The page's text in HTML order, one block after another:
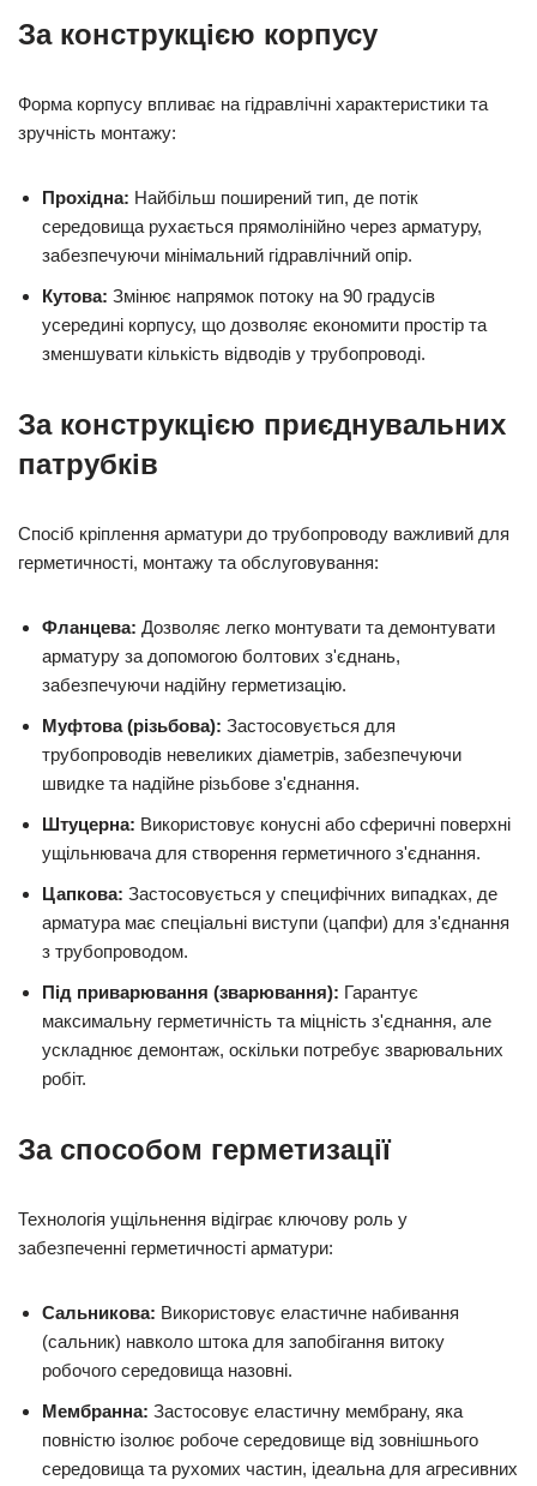
За конструкцією корпусу
Форма корпусу впливає на гідравлічні характеристики та
зручність монтажу:
Прохідна: Найбільш поширений тип, де потік
середовища рухається прямолінійно через арматуру,
забезпечуючи мінімальний гідравлічний опір.
Кутова: Змінює напрямок потоку на 90 градусів
усередині корпусу, що дозволяє економити простір та
зменшувати кількість відводів у трубопроводі.
За конструкцією приєднувальних
патрубків
Спосіб кріплення арматури до трубопроводу важливий для
герметичності, монтажу та обслуговування:
Фланцева: Дозволяє легко монтувати та демонтувати
арматуру за допомогою болтових з'єднань,
забезпечуючи надійну герметизацію.
Муфтова (різьбова): Застосовується для
трубопроводів невеликих діаметрів, забезпечуючи
швидке та надійне різьбове з'єднання.
Штуцерна: Використовує конусні або сферичні поверхні
ущільнювача для створення герметичного з'єднання.
Цапкова: Застосовується у специфічних випадках, де
арматура має спеціальні виступи (цапфи) для з'єднання
з трубопроводом.
Під приварювання (зварювання): Гарантує
максимальну герметичність та міцність з'єднання, але
ускладнює демонтаж, оскільки потребує зварювальних
робіт.
За способом герметизації
Технологія ущільнення відіграє ключову роль у
забезпеченні герметичності арматури:
Сальникова: Використовує еластичне набивання
(сальник) навколо штока для запобігання витоку
робочого середовища назовні.
Мембранна: Застосовує еластичну мембрану, яка
повністю ізолює робоче середовище від зовнішнього
середовища та рухомих частин, ідеальна для агресивних